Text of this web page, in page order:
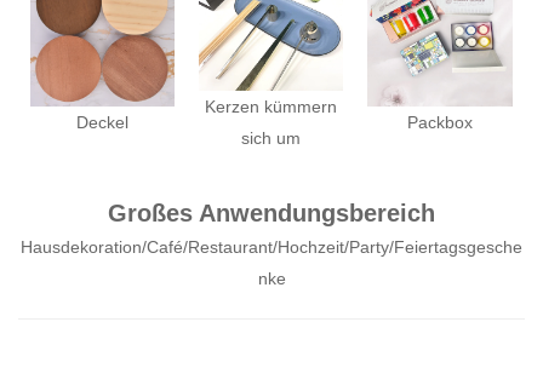
Deckel
Kerzen kümmern
sich um
Packbox
Großes Anwendungsbereich
Hausdekoration/Café/Restaurant/Hochzeit/Party/Feiertagsgesche
nke